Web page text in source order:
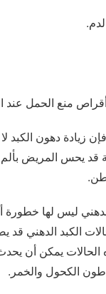
زيادة دهون الكبد
قد يحس المريض
ليس لها
الكبد الدهني قد
يمكن أن يحدث
الكحول والخمر.